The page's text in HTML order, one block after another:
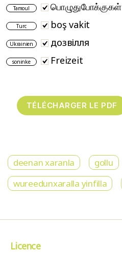
Tamoul பொழுதுபோக்குகள்
Turc boş vakit
Ukrainien дозвілля
soninke Freizeit
deenan xaranla gollu
wureedunxaralla yinfilla
Licence